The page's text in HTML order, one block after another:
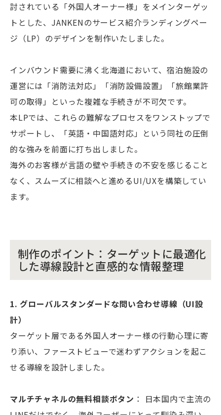
討されている「外国人オーナー様」をメインターゲッ
トとした、JANKENのサービス紹介ランディングペー
ジ（LP）のデザインを制作いたしました。
インバウンド需要に沸く北海道において、宿泊施設の
運営には「消防法対応」「消防設備設置」「旅館業許
可の取得」といった複雑な手続きが不可欠です。
本LPでは、これらの難解なプロセスをワンストップで
サポートし、「英語・中国語対応」という同社の圧倒
的な強みを前面に打ち出しました。
海外のお客様が言語の壁や手続きの不安を感じること
なく、スムーズに相談へと進めるUI/UXを構築してい
ます。
制作のポイント：ターゲットに最適化
した導線設計と直感的な情報整理
1. グローバルスタンダードな問い合わせ導線（UI設
計）
ターゲット層である外国人オーナー様の行動心理に寄
り添い、ファーストビューで迷わずアクションを起こ
せる導線を設計しました。
マルチチャネルの無料相談ボタン ： 日本国内で主流の